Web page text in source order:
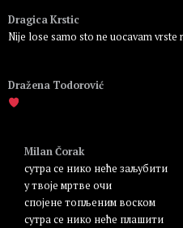
Dragica Krstic
Nije lose samo sto ne uocavam vrste
Dražena Todorović
Milan Čorak
сутра се нико неће заљубити
у твоје мртве очи
спојене топљеним воском
сутра се нико неће плашити